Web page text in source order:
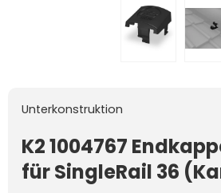
Unterkonstruktion
K2 1004767
für SingleRail 36